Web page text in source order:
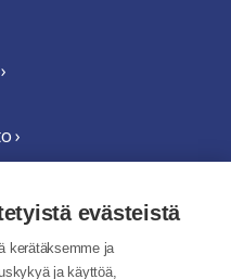
›
evästeistä
kerätäksemme ja
ja käyttöä,